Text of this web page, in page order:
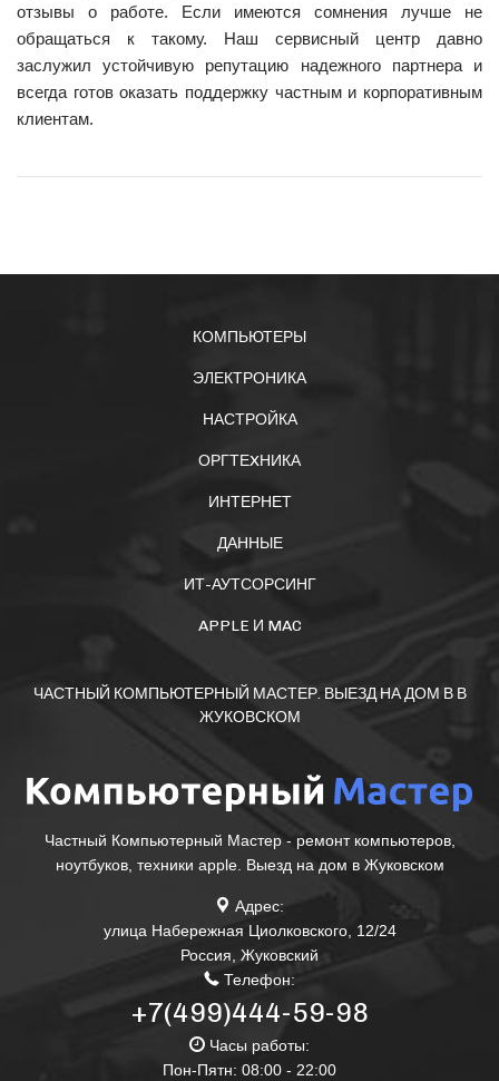
отзывы о работе. Если имеются сомнения лучше не
обращаться к такому. Наш сервисный центр давно
заслужил устойчивую репутацию надежного партнера и
всегда готов оказать поддержку частным и корпоративным
клиентам.
КОМПЬЮТЕРЫ
ЭЛЕКТРОНИКА
НАСТРОЙКА
ОРГТЕXНИКА
ИНТЕРНЕТ
ДАННЫЕ
ИТ-АУТСОРСИНГ
APPLE И MAC
ЧАСТНЫЙ КОМПЬЮТЕРНЫЙ МАСТЕР. ВЫЕЗД НА ДОМ В В
ЖУКОВСКОМ
Частный Компьютерный Мастер - ремонт компьютеров,
ноутбуков, техники apple. Выезд на дом в Жуковском
Адрес:
улица Набережная Циолковского, 12/24
Россия, Жуковский
Телефон:
+7(499)444-59-98
Часы работы:
Пон-Пятн: 08:00 - 22:00